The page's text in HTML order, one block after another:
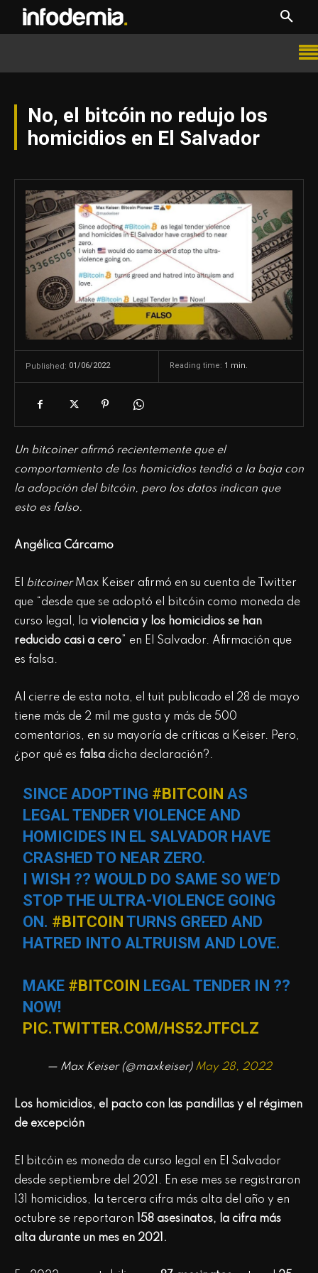
No, el bitcóin no redujo los
homicidios en El Salvador
Published: 01/06/2022 Reading time: 1 min.
Un bitcoiner afirmó recientemente que el
comportamiento de los homicidios tendió a la baja con
la adopción del bitcóin, pero los datos indican que
esto es falso.
Angélica Cárcamo
El bitcoinerMax Keiser afirmó en su cuenta de Twitter
que “desde que se adoptó el bitcóin como moneda de
curso legal, la violencia y los homicidios se han
reducido casi a cero ” en El Salvador. Afirmación que
es falsa.
Al cierre de esta nota, el tuit publicado el 28 de mayo
tiene más de 2 mil me gusta y más de 500
comentarios, en su mayoría de críticas a Keiser. Pero,
¿por qué es falsa dicha declaración?.
SINCE ADOPTING #BITCOIN AS
LEGAL TENDER VIOLENCE AND
HOMICIDES IN EL SALVADOR HAVE
CRASHED TO NEAR ZERO.
I WISH ?? WOULD DO SAME SO WE’D
STOP THE ULTRA-VIOLENCE GOING
ON. #BITCOIN TURNS GREED AND
HATRED INTO ALTRUISM AND LOVE.
MAKE #BITCOIN LEGAL TENDER IN ??
NOW!
PIC.TWITTER.COM/HS52JTFCLZ
— Max Keiser (@maxkeiser) May 28, 2022
Los homicidios, el pacto con las pandillas y el régimen
de excepción
El bitcóin es moneda de curso legal en El Salvador
desde septiembre del 2021. En ese mes se registraron
131 homicidios, la tercera cifra más alta del año y en
octubre se reportaron 158 asesinatos, la cifra más
alta durante un mes en 2021.